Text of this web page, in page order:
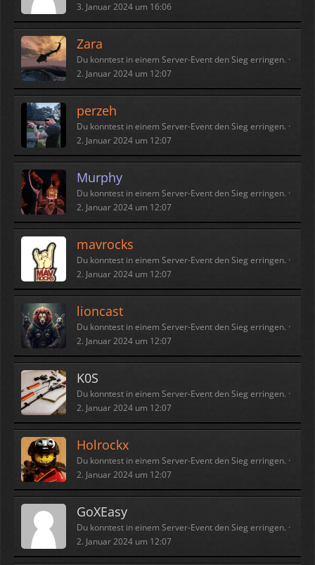
3. Januar 2024 um 16:06
Zara
Du konntest in einem Server-Event den Sieg erringen.
2. Januar 2024 um 12:07
perzeh
Du konntest in einem Server-Event den Sieg erringen.
2. Januar 2024 um 12:07
Murphy
Du konntest in einem Server-Event den Sieg erringen.
2. Januar 2024 um 12:07
mavrocks
Du konntest in einem Server-Event den Sieg erringen.
2. Januar 2024 um 12:07
lioncast
Du konntest in einem Server-Event den Sieg erringen.
2. Januar 2024 um 12:07
K0S
Du konntest in einem Server-Event den Sieg erringen.
2. Januar 2024 um 12:07
Holrockx
Du konntest in einem Server-Event den Sieg erringen.
2. Januar 2024 um 12:07
GoXEasy
Du konntest in einem Server-Event den Sieg erringen.
2. Januar 2024 um 12:07